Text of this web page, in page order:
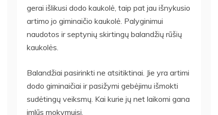
gerai išlikusi dodo kaukolė, taip pat jau išnykusio
artimo jo giminaičio kaukolė. Palyginimui
naudotos ir septynių skirtingų balandžių rūšių
kaukolės.
Balandžiai pasirinkti ne atsitiktinai. Jie yra artimi
dodo giminaičiai ir pasižymi gebėjimu išmokti
sudėtingų veiksmų. Kai kurie jų net laikomi gana
imlūs mokymuisi.